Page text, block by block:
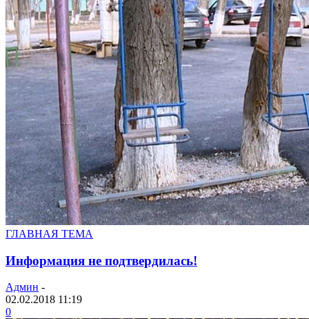
ГЛАВНАЯ ТЕМА
Информация не подтвердилась!
Админ -
02.02.2018 11:19
0